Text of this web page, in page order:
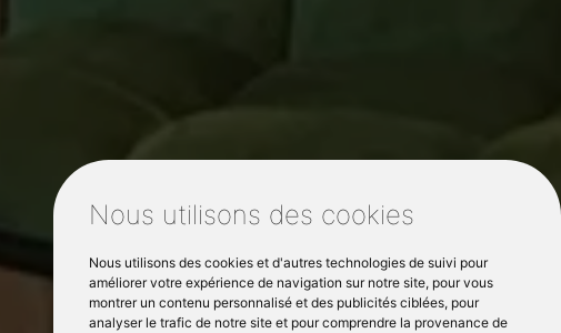
Nous utilisons des cookies
Nous utilisons des cookies et d'autres technologies de suivi pour
améliorer votre expérience de navigation sur notre site, pour vous
montrer un contenu personnalisé et des publicités ciblées, pour
analyser le trafic de notre site et pour comprendre la provenance de